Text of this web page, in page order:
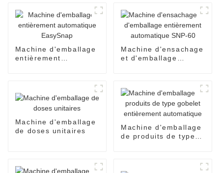
Machine d'emballage
entièrement
Machine d'ensachage
et d'emballage
Machine d'emballage
de doses unitaires
Machine d'emballage
de produits de type